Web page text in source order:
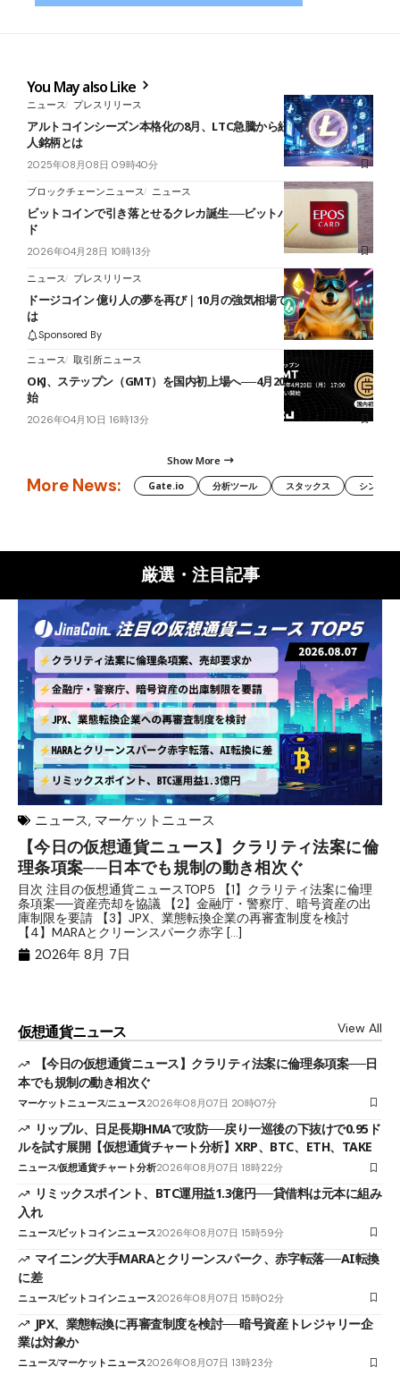
You May also Like
ニュース プレスリリース
アルトコインシーズン本格化の8月、LTC急騰から紐解く５つの億り
人銘柄とは
2025年08月08日 09時40分
ブロックチェーンニュース ニュース
ビットコインで引き落とせるクレカ誕生──ビットバンク×エポスカー
ド
2026年04月28日 10時13分
ニュース プレスリリース
ドージコイン 億り人の夢を再び｜10月の強気相場で狙うべき戦略と
は
Sponsored By
ニュース 取引所ニュース
OKJ、ステップン（GMT）を国内初上場へ──4月20日から取扱い開
始
2026年04月10日 16時13分
Show More
More News: Gate.io 分析ツール スタックス シンボル
厳選・注目記事
ニュース, マーケットニュース
【今日の仮想通貨ニュース】クラリティ法案に倫
理条項案──日本でも規制の動き相次ぐ
目次 注目の仮想通貨ニュースTOP5 【1】クラリティ法案に倫理
条項案──資産売却を協議 【2】金融庁・警察庁、暗号資産の出
庫制限を要請 【3】JPX、業態転換企業の再審査制度を検討
【4】MARAとクリーンスパーク赤字 […]
2026年 8月 7日
仮想通貨ニュース View All
【今日の仮想通貨ニュース】クラリティ法案に倫理条項案──日
本でも規制の動き相次ぐ
マーケットニュースニュース2026年08月07日 20時07分
リップル、日足長期HMAで攻防──戻り一巡後の下抜けで0.95ド
ルを試す展開【仮想通貨チャート分析】XRP、BTC、ETH、TAKE
ニュース仮想通貨チャート分析2026年08月07日 18時22分
リミックスポイント、BTC運用益1.3億円──貸借料は元本に組み
入れ
ニュースビットコインニュース2026年08月07日 15時59分
マイニング大手MARAとクリーンスパーク、赤字転落──AI転換
に差
ニュースビットコインニュース2026年08月07日 15時02分
JPX、業態転換に再審査制度を検討──暗号資産トレジャリー企
業は対象か
ニュースマーケットニュース2026年08月07日 13時23分